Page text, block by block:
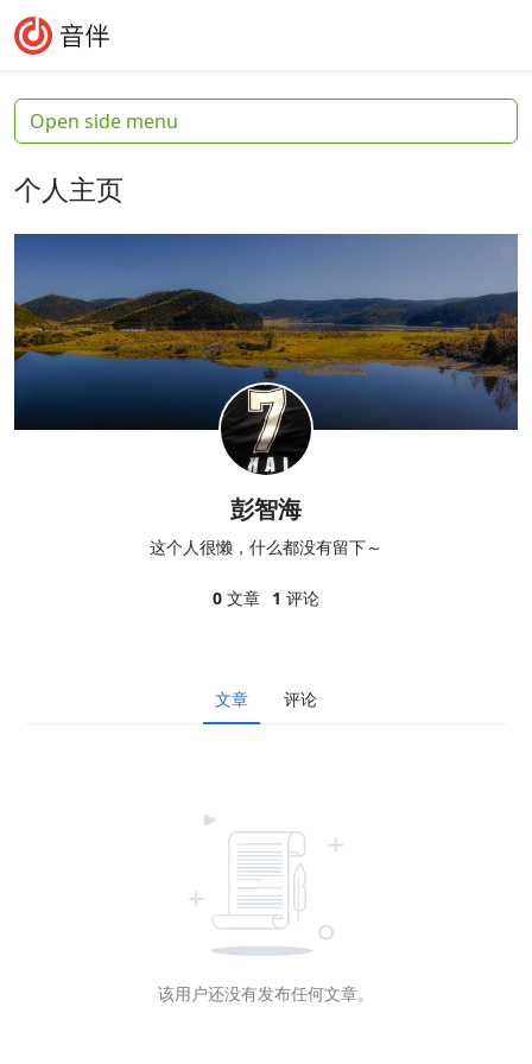
Skip to content
Skip to footer
个人主页
彭智海
这个人很懒，什么都没有留下～
0 文章 1 评论
文章 评论
该用户还没有发布任何文章。
Open side menu